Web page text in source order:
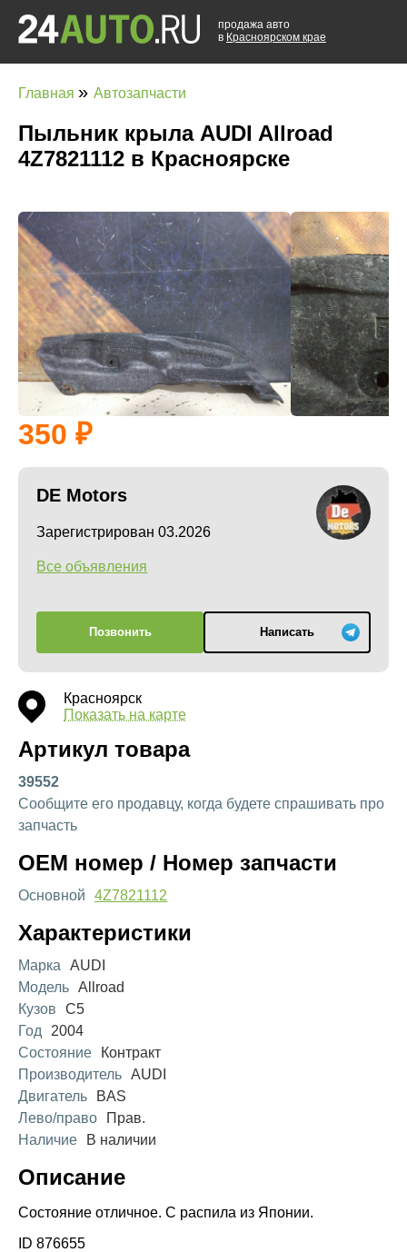
продажа авто
в Красноярском крае
Главная » Автозапчасти
Пыльник крыла AUDI Allroad
4Z7821112 в Красноярске
350
DE Motors
Зарегистрирован 03.2026
Все объявления
Позвонить Написать
Красноярск
Показать на карте
Артикул товара
39552
Сообщите его продавцу, когда будете спрашивать про
запчасть
OEM номер / Номер запчасти
Основной 4Z7821112
Характеристики
Марка
AUDI
Модель Allroad
Кузов
C5
Год
2004
Состояние
Контракт
Производитель AUDI
Двигатель
BAS
Лево/право
Прав.
Наличие
В наличии
Описание
Состояние отличное. С распила из Японии.
ID 876655